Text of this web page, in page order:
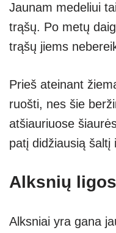
Jaunam medeliui
trąšų. Po metų
trąšų jiems
Prieš ateinant
ruošti, nes šie
atšiauriuose
patį didžiausią šaltį
Alksnių
Alksniai yra gana